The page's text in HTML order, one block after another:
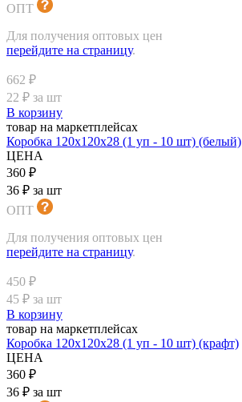
ОПТ
Для получения оптовых цен
перейдите на страницу.
662 ₽
22 ₽ за шт
В корзину
товар на маркетплейсах
Коробка 120х120х28 (1 уп - 10 шт) (белый)
ЦЕНА
360 ₽
36 ₽ за шт
ОПТ
Для получения оптовых цен
перейдите на страницу.
450 ₽
45 ₽ за шт
В корзину
товар на маркетплейсах
Коробка 120х120х28 (1 уп - 10 шт) (крафт)
ЦЕНА
360 ₽
36 ₽ за шт